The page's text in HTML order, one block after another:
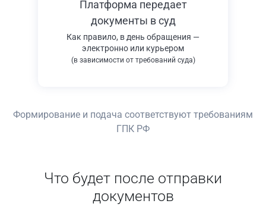
Платформа передает
документы в суд
Как правило, в день обращения —
электронно или курьером
(в зависимости от требований суда)
Формирование и подача соответствуют требованиям
ГПК РФ
Что будет после отправки
документов